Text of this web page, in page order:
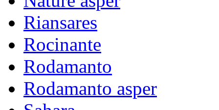
Riansares
Rocinante
Rodamanto
Rodamanto asper